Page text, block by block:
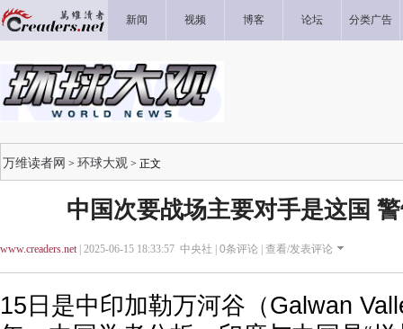
新闻 视频 博客 论坛 分类广告
万维读者网 > 环球大观 > 正文
中国次要战场主要对手是这国
www.creaders.net| 2025-06-15 18:33:57 中央社 | 0条评论 | 查看/发表评论
15日是中印加勒万河谷（Galwan